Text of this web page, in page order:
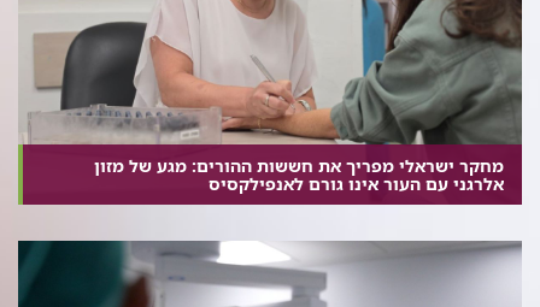
מחקר ישראלי מפריך את חששות ההורים: מגע של מזון
אלרגני עם העור אינו גורם לאנפילקסיס